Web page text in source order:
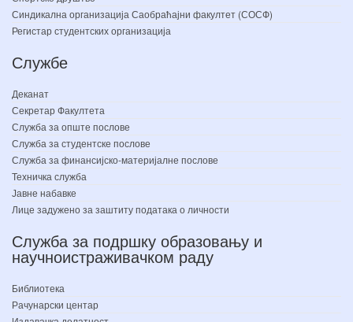
Синдикална организација Саобраћајни факултет (СОСФ)
Регистар студентских организација
Службе
Деканат
Секретар Факултета
Служба за опште послове
Служба за студентске послове
Служба за финансијско-материјалне послове
Техничка служба
Јавне набавке
Лице задужено за заштиту података о личности
Служба за подршку образовању и
научноистраживачком раду
Библиотека
Рачунарски центар